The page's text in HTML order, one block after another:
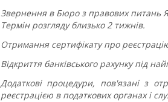
Звернення в Бюро з правових питань
Термін розгляду близько 2 тижнів.
Отримання сертифікату про
Відкриття банківського рахунку під
Додаткові процедури, пов'язані з
реєстрацією в податкових органах і